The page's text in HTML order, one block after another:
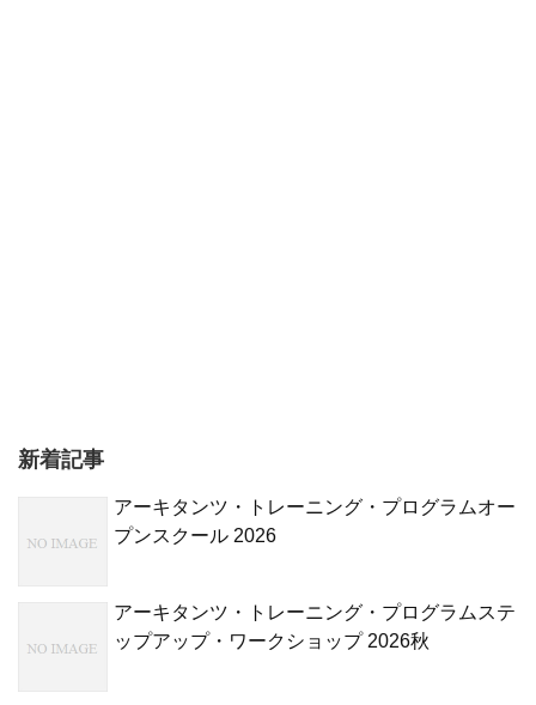
新着記事
アーキタンツ・トレーニング・プログラムオー
プンスクール 2026
アーキタンツ・トレーニング・プログラムステ
ップアップ・ワークショップ 2026秋